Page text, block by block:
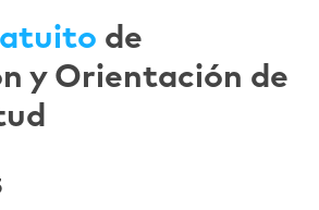
de
y Orientación de